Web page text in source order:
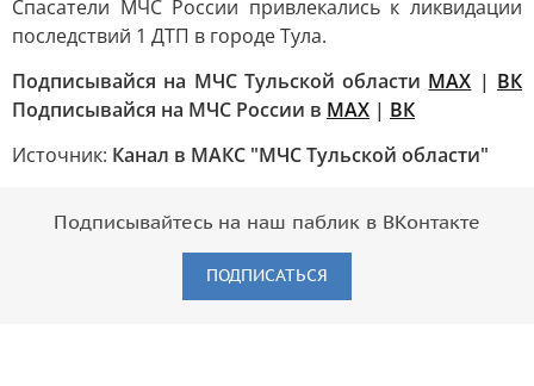
Спасатели МЧС России привлекались к ликвидации
последствий 1 ДТП в городе Тула.
Подписывайся на МЧС Тульской области MAX | ВК
Подписывайся на МЧС России в MAX | ВК
Источник: Канал в МАКС "МЧС Тульской области"
Подписывайтесь на наш паблик в ВКонтакте
ПОДПИСАТЬСЯ